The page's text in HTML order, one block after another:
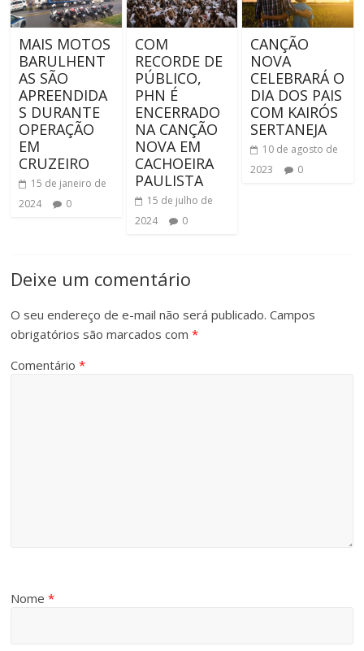
MAIS MOTOS
BARULHENT
AS SÃO
APREENDIDA
S DURANTE
OPERAÇÃO
EM
CRUZEIRO
15 de janeiro de
2024
0
COM
RECORDE DE
PÚBLICO,
PHN É
ENCERRADO
NA CANÇÃO
NOVA EM
CACHOEIRA
PAULISTA
15 de julho de
2024
0
CANÇÃO
NOVA
CELEBRARÁ O
DIA DOS PAIS
COM KAIRÓS
SERTANEJA
10 de agosto de
2023
0
Deixe um comentário
O seu endereço de e-mail não será publicado. Campos
obrigatórios são marcados com*
Comentário*
Nome*